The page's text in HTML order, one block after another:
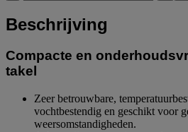
Beschrijving
Compacte en
takel
Zeer betrouwbare,
vochtbestendig en geschikt voor
weersomstandigheden.